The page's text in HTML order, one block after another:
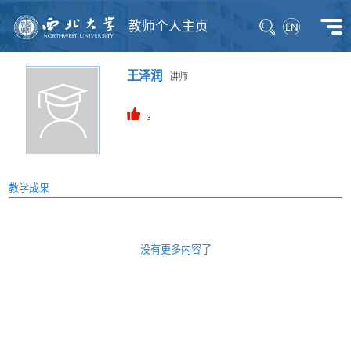
教师个人主页
王泽润 讲师
3
教学成果
没有更多内容了